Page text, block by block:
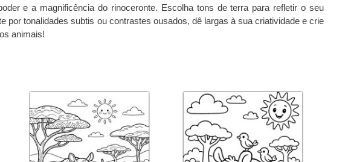
e a magnificência do rinoceronte. Escolha tons de terra para refletir o seu
por tonalidades subtis ou contrastes ousados, dê largas à sua criatividade e crie
animais!